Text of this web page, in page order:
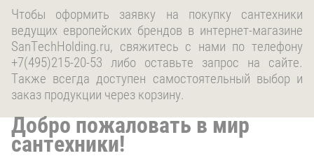
Чтобы оформить заявку на покупку сантехники
ведущих европейских брендов в интернет-магазине
SanTechHolding.ru, свяжитесь с нами по телефону
+7(495)215-20-53 либо оставьте запрос на сайте.
Также всегда доступен самостоятельный выбор и
заказ продукции через корзину.
Добро пожаловать в мир
сантехники!